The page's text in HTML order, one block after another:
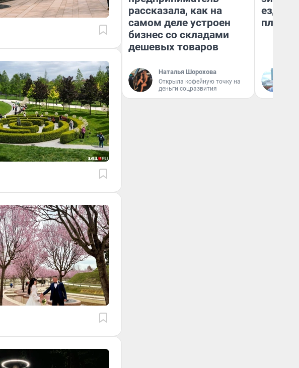
рассказала, как на
самом деле устроен
бизнес со складами
дешевых товаров
Наталья Шорохова
Открыла кофейную точку на
деньги соцразвития
ездит
плюсы